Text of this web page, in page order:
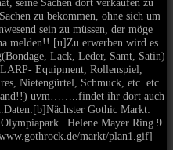
zu bekommen, ohne sich um
sein zu müssen, der möge
melden!! [u]Zu erwerben wird es
Lack, Leder, Samt, Satin)
Equipment, Rollenspiel,
Nietengürtel, Schmuck, etc. etc.
uvm……..findet ihr dort auch
Gothic Markt:
| Helene Mayer Ring 9
markt/plan1.gif]